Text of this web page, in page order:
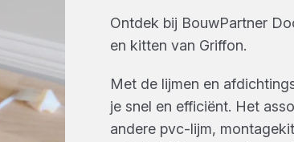
Ontdek bij BouwPartner
en kitten van Griffon.
Met de lijmen en
je snel en efficiënt. Het
andere pvc-lijm,